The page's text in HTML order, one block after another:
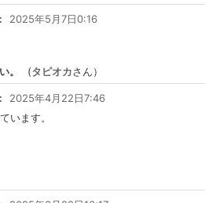
2025年5月7日0:16
。 (タピオカさん）
2025年4月22日7:46
います。